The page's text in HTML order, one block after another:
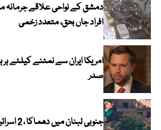
افراد جاں بحق، متعدد زخمی
امریکا ایران سے نمٹنے کیلئے
صدر
جنوبی لبنان میں دھماکا ، 2 اسرائیلی میجر ہلاک ، 4 اہلکار زخمی